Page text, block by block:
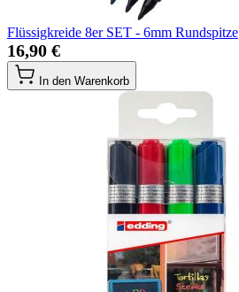
Flüssigkreide 8er SET - 6mm Rundspitze
16,90 €
In den Warenkorb